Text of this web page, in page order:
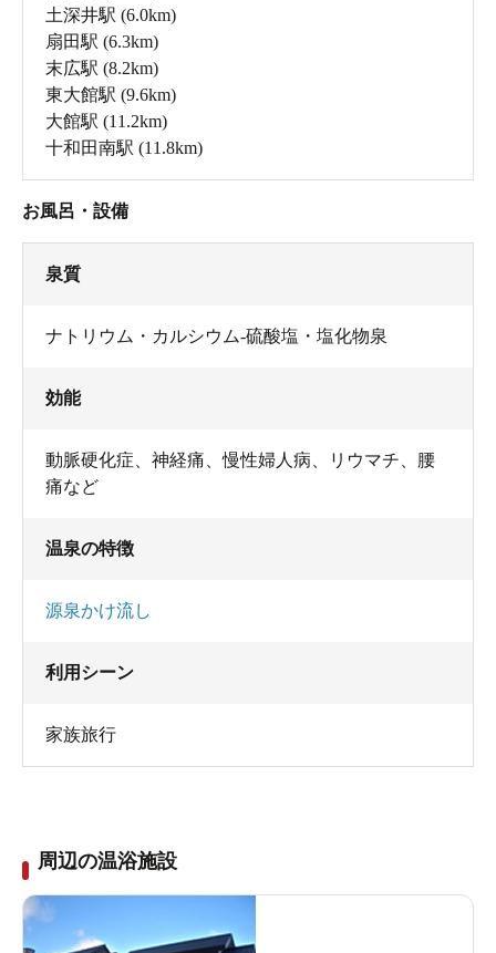
土深井駅 (6.0km)
扇田駅 (6.3km)
末広駅 (8.2km)
東大館駅 (9.6km)
大館駅 (11.2km)
十和田南駅 (11.8km)
お風呂・設備
泉質
ナトリウム・カルシウム-硫酸塩・塩化物泉
効能
動脈硬化症、神経痛、慢性婦人病、リウマチ、腰
痛など
温泉の特徴
源泉かけ流し
利用シーン
家族旅行
周辺の温浴施設